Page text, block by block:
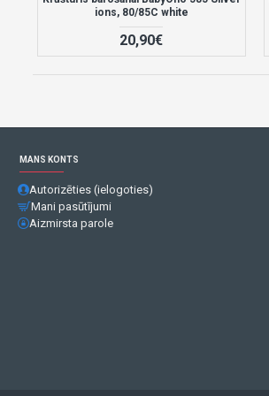
ions, 80/85C white
20,90€
MANS KONTS
Autorizēties (ielogoties)
Mani pasūtījumi
Aizmirsta parole